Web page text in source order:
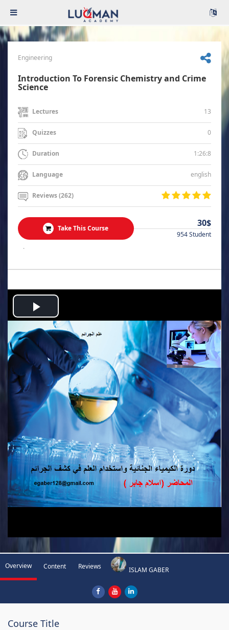
Engineering
Introduction To Forensic Chemistry and Crime
Science
Lectures 13
Quizzes 0
Duration 1:26:8
Language english
Reviews (262)
Take This Course 30$
954 Student
.
Play
Video
Overview Content Reviews ISLAM GABER
Course Title